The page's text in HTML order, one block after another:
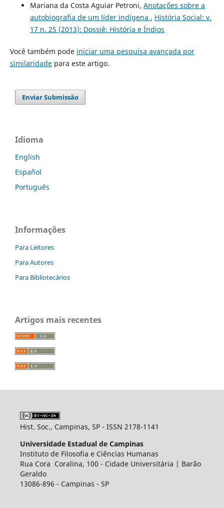
Mariana da Costa Aguiar Petroni, Anotações sobre a
autobiografia de um líder indígena , História Social: v.
17 n. 25 (2013): Dossiê: História e Índios
Você também pode iniciar uma pesquisa avançada por
similaridadepara este artigo.
Enviar Submissão
Idioma
English
Español
Português
Informações
Para Leitores
Para Autores
Para Bibliotecários
Artigos mais recentes
Hist. Soc., Campinas, SP - ISSN 2178-1141
Universidade Estadual de Campinas
Instituto de Filosofia e Ciências Humanas
Rua Cora Coralina, 100 - Cidade Universitária | Barão
Geraldo
13086-896 - Campinas - SP